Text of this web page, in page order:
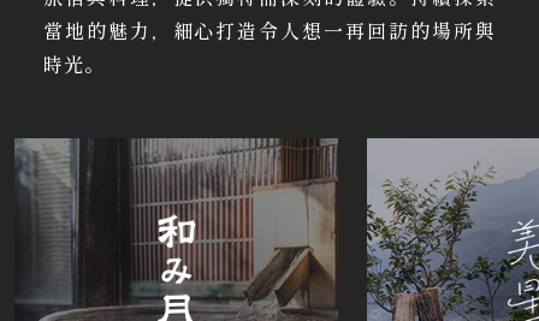
當地的魅力，細心打造令人想一再回訪的場所與
時光。